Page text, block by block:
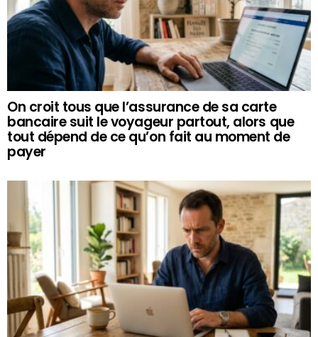
On croit tous que l’assurance de sa carte
bancaire suit le voyageur partout, alors que
tout dépend de ce qu’on fait au moment de
payer